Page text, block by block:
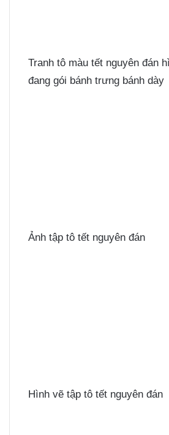
Tranh tô màu tết nguyên đán
đang gói bánh trưng bánh dày
Ảnh tập tô tết nguyên đán
Hình vẽ tập tô tết nguyên đán